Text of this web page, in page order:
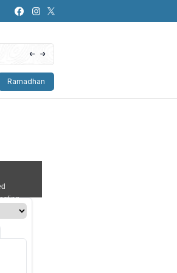
Artificial Intelligence (AI): Bagaimana
Ramadhan